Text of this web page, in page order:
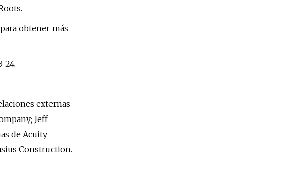
obtener más
24.
externas
Jeff
de Acuity
Construction.